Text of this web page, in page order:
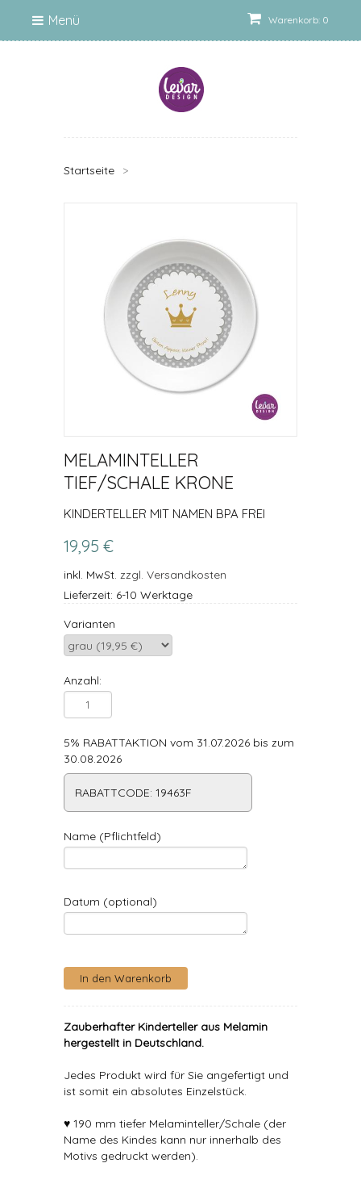
Warenkorb: 0
Menü
Startseite >
MELAMINTELLER
TIEF/SCHALE KRONE
KINDERTELLER MIT NAMEN BPA FREI
19,95 €
inkl. MwSt. zzgl. Versandkosten
Lieferzeit: 6-10 Werktage
Varianten
Anzahl:
5% RABATTAKTION vom 31.07.2026 bis zum
30.08.2026
RABATTCODE: 19463F
Name (Pflichtfeld)
Datum (optional)
Zauberhafter Kinderteller aus Melamin
hergestellt in Deutschland.
Jedes Produkt wird für Sie angefertigt und
ist somit ein absolutes Einzelstück.
♥ 190 mm tiefer Melaminteller/Schale (der
Name des Kindes kann nur innerhalb des
Motivs gedruckt werden).